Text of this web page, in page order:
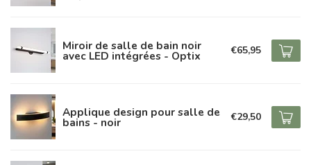
Miroir de salle de bain noir
avec LED intégrées - Optix €65,95
Applique design pour salle de
bains - noir €29,50